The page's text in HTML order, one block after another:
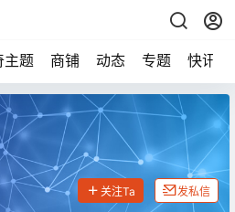
主题 商铺 动态 专题 快讯
关注Ta 发私信